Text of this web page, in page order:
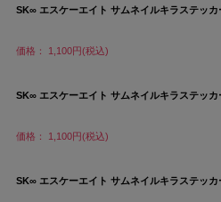
SK∞ エスケーエイト サムネイルキラステッ
価格： 1,100円(税込)
SK∞ エスケーエイト サムネイルキラステッ
価格： 1,100円(税込)
SK∞ エスケーエイト サムネイルキラステッ